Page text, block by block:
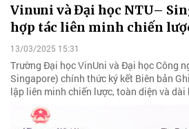
Vinuni và Đại học NTU–
hợp tác liên minh chiến
13/03/2025 15:31
Trường Đại học VinUni và Đại học Công
Singapore) chính thức ký kết Biên bản
lập liên minh chiến lược, toàn diện và dài